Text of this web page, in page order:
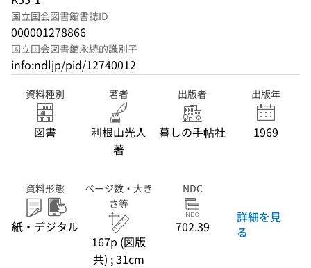
国立国会図書館書誌ID
000001278866
国立国会図書館永続的識別子
info:ndljp/pid/12740012
資料種別
図書
著者
利根山光人
著
出版者
暮しの手帖社
出版年
1969
資料形態
紙・デジタル
ページ数・大き
さ等
167p (図版
共) ; 31cm
NDC
702.39
詳細を見
る